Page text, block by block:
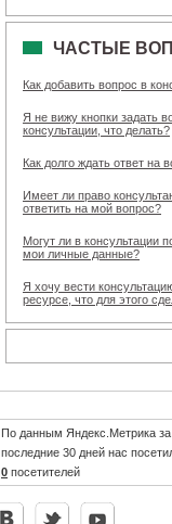
ЧАСТЫЕ
Как добавить вопрос в
Я не вижу кнопки задать
консультации, что делать?
Как долго ждать ответ на
Имеет ли право
ответить на мой вопрос?
Могут ли в консультации
мои личные данные?
Я хочу вести
ресурсе, что для этого
По данным Яндекс.Метрика за
последние 30 дней нас
0 посетителей